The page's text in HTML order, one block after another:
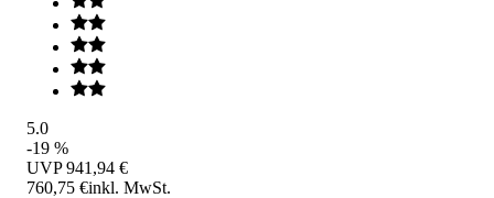
5.0
-19 %
UVP 941,94 €
760,75 €inkl. MwSt.